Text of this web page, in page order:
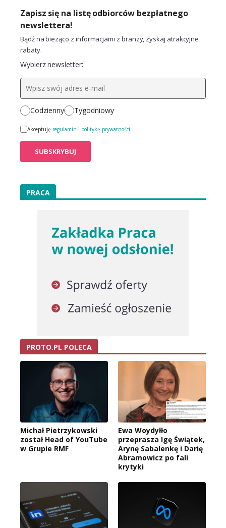
Zapisz się na listę odbiorców bezpłatnego
newslettera!
Bądź na bieżąco z informacjami z branży, zyskaj atrakcyjne
rabaty.
Wybierz newsletter:
Codzienny Tygodniowy
Akceptuję regulamin i politykę prywatności
PRACA
PROTO.PL POLECA
Michał Pietrzykowski
został Head of YouTube
w Grupie RMF
Ewa Woydyłło
przeprasza Igę Świątek,
Arynę Sabalenkę i Darię
Abramowicz po fali
krytyki